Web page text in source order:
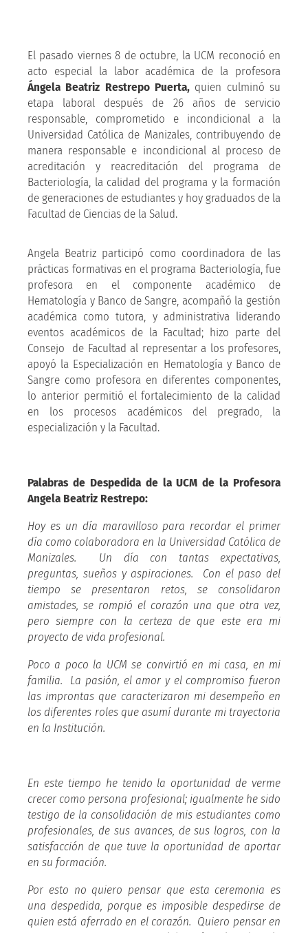
El pasado viernes 8 de octubre, la UCM reconoció en
acto especial la labor académica de la profesora
Ángela Beatriz Restrepo Puerta, quien culminó su
etapa laboral después de 26 años de servicio
responsable, comprometido e incondicional a la
Universidad Católica de Manizales, contribuyendo de
manera responsable e incondicional al proceso de
acreditación y reacreditación del programa de
Bacteriología, la calidad del programa y la formación
de generaciones de estudiantes y hoy graduados de la
Facultad de Ciencias de la Salud.
Angela Beatriz participó como coordinadora de las
prácticas formativas en el programa Bacteriología, fue
profesora en el componente académico de
Hematología y Banco de Sangre, acompañó la gestión
académica como tutora, y administrativa liderando
eventos académicos de la Facultad; hizo parte del
Consejo de Facultad al representar a los profesores,
apoyó la Especialización en Hematología y Banco de
Sangre como profesora en diferentes componentes,
lo anterior permitió el fortalecimiento de la calidad
en los procesos académicos del pregrado, la
especialización y la Facultad.
Palabras de Despedida de la UCM de la Profesora
Angela Beatriz Restrepo:
Hoy es un día maravilloso para recordar el primer
día como colaboradora en la Universidad Católica de
Manizales. Un día con tantas expectativas,
preguntas, sueños y aspiraciones. Con el paso del
tiempo se presentaron retos, se consolidaron
amistades, se rompió el corazón una que otra vez,
pero siempre con la certeza de que este era mi
proyecto de vida profesional.
Poco a poco la UCM se convirtió en mi casa, en mi
familia. La pasión, el amor y el compromiso fueron
las improntas que caracterizaron mi desempeño en
los diferentes roles que asumí durante mi trayectoria
en la Institución.
En este tiempo he tenido la oportunidad de verme
crecer como persona profesional; igualmente he sido
testigo de la consolidación de mis estudiantes como
profesionales, de sus avances, de sus logros, con la
satisfacción de que tuve la oportunidad de aportar
en su formación.
Por esto no quiero pensar que esta ceremonia es
una despedida, porque es imposible despedirse de
quien está aferrado en el corazón. Quiero pensar en